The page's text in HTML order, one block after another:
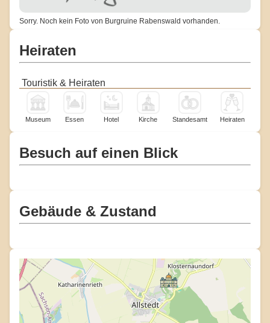
Sorry. Noch kein Foto von Burgruine Rabenswald vorhanden.
Heiraten
Touristik & Heiraten
Museum Essen Hotel Kirche Standesamt Heiraten
Besuch auf einen Blick
Gebäude & Zustand